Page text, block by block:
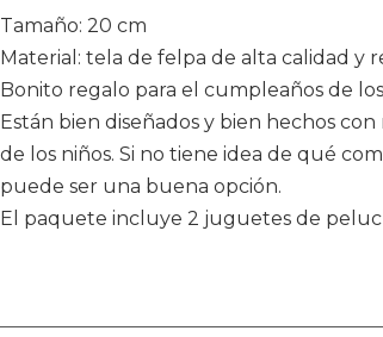
Tamaño: 20 cm
Material: tela de felpa de alta calidad y
Bonito regalo para el cumpleaños de los
Están bien diseñados y bien hechos
de los niños. Si no tiene idea de qué
puede ser una buena opción.
El paquete incluye 2 juguetes de